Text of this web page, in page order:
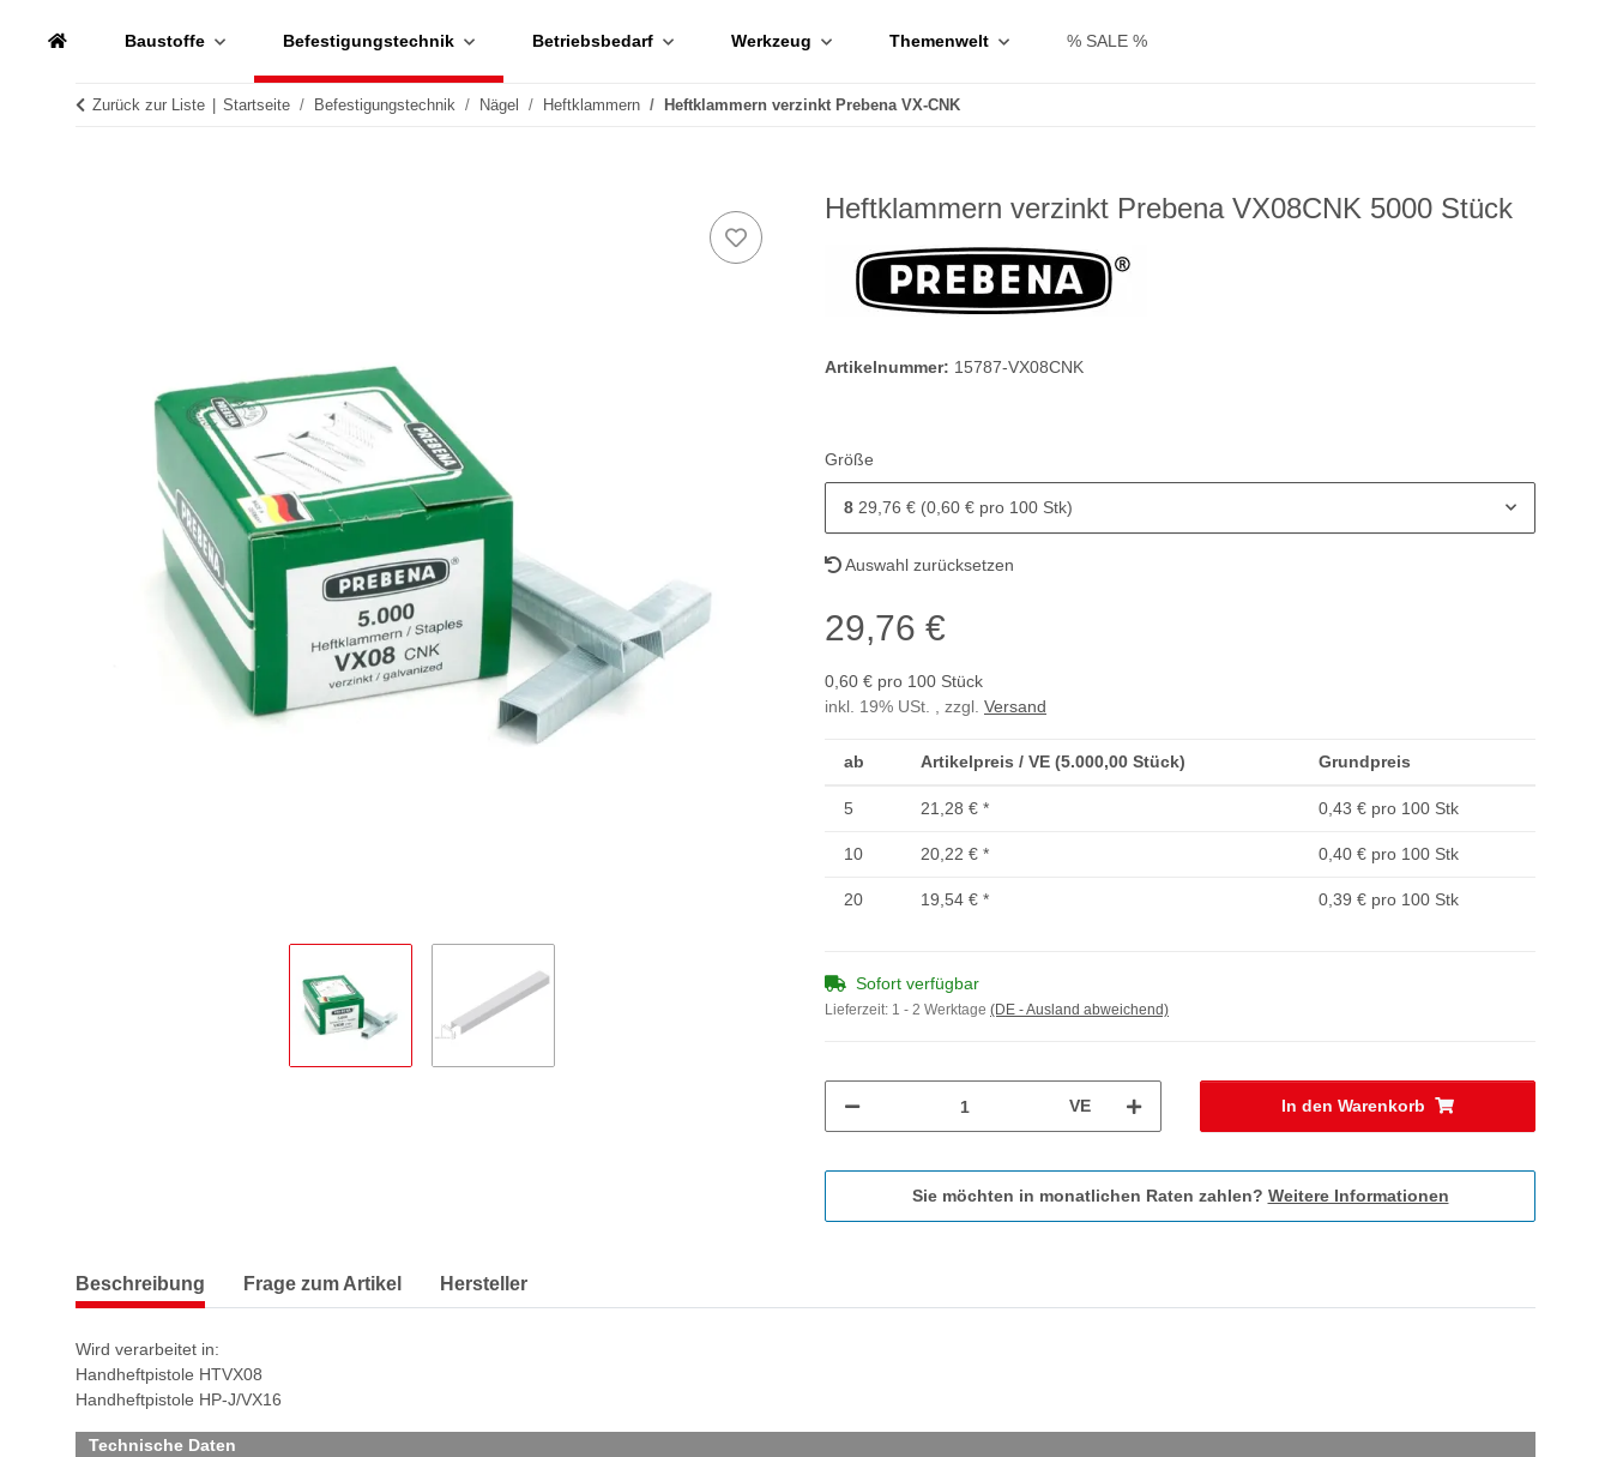
Baustoffe Befestigungstechnik Betriebsbedarf Werkzeug Themenwelt % SALE %
Zurück zur Liste Startseite Befestigungstechnik Nägel Heftklammern Heftklammern verzinkt Prebena VX-CNK
Heftklammern verzinkt Prebena VX08CNK 5000 Stück
Artikelnummer: 15787-VX08CNK
Größe
8 29,76 € (0,60 € pro 100 Stk)
Auswahl zurücksetzen
29,76 €
0,60 € pro 100 Stück
inkl. 19% USt. , zzgl. Versand
ab Artikelpreis / VE (5.000,00 Stück) Grundpreis
5 21,28 € * 0,43 € pro 100 Stk
10 20,22 € * 0,40 € pro 100 Stk
20 19,54 € * 0,39 € pro 100 Stk
Sofort verfügbar
Lieferzeit: 1 - 2 Werktage (DE - Ausland abweichend)
VE In den Warenkorb
Sie möchten in monatlichen Raten zahlen? Weitere Informationen
Beschreibung Frage zum Artikel Hersteller
Wird verarbeitet in:
Handheftpistole HTVX08
Handheftpistole HP-J/VX16
Technische Daten